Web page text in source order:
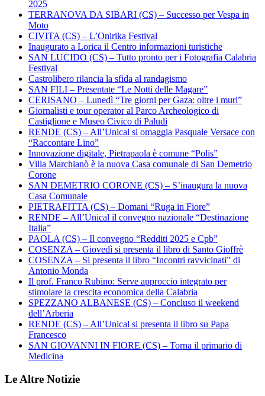
2025
TERRANOVA DA SIBARI (CS) – Successo per Vespa in
Moto
CIVITA (CS) – L’Onirika Festival
Inaugurato a Lorica il Centro informazioni turistiche
SAN LUCIDO (CS) – Tutto pronto per i Fotografia Calabria
Festival
Castrolibero rilancia la sfida al randagismo
SAN FILI – Presentate “Le Notti delle Magare”
CERISANO – Lunedì “Tre giorni per Gaza: oltre i muri”
Giornalisti e tour operator al Parco Archeologico di
Castiglione e Museo Civico di Paludi
RENDE (CS) – All’Unical si omaggia Pasquale Versace con
“Raccontare Lino”
Innovazione digitale, Pietrapaola è comune “Polis”
Villa Marchianò è la nuova Casa comunale di San Demetrio
Corone
SAN DEMETRIO CORONE (CS) – S’inaugura la nuova
Casa Comunale
PIETRAFITTA (CS) – Domani “Ruga in Fiore”
RENDE – All’Unical il convegno nazionale “Destinazione
Italia”
PAOLA (CS) – Il convegno “Redditi 2025 e Cpb”
COSENZA – Giovedì si presenta il libro di Santo Gioffrè
COSENZA – Si presenta il libro “Incontri ravvicinati” di
Antonio Monda
Il prof. Franco Rubino: Serve approccio integrato per
stimolare la crescita economica della Calabria
SPEZZANO ALBANESE (CS) – Concluso il weekend
dell’Arberia
RENDE (CS) – All’Unical si presenta il libro su Papa
Francesco
SAN GIOVANNI IN FIORE (CS) – Torna il primario di
Medicina
Le Altre Notizie